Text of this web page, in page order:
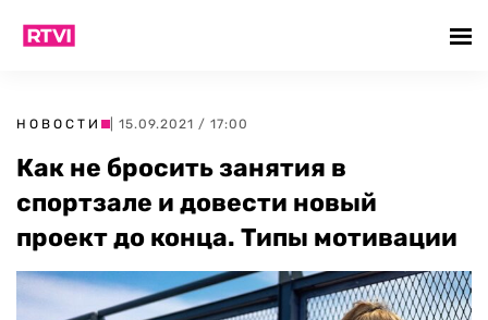
НОВОСТИ | 15.09.2021 / 17:00
Как не бросить занятия в
спортзале и довести новый
проект до конца. Типы мотивации